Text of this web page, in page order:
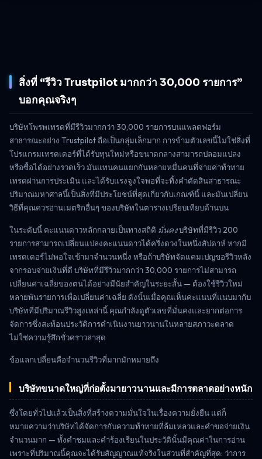
สิ่งที่ “รีวิว Trustpilot มากกว่า 30,000 รายการ”
บอกคุณจริงๆ
บริษัทโพรพเทรดที่มีรีวิวมากกว่า 30,000 รายการบนแพลตฟอร์ม
สาธารณะอย่าง Trustpilot ถือเป็นกลุ่มเล็กมาก การข้ามตัวเลขนี้ไม่ใช่สิ่งที่
โปรแกรมเทรดเดอร์ที่ได้รับทุนใหม่หรือขนาดกลางสามารถปลอมแปลง
หรือซื้อได้อย่างรวดเร็ว มันแทนคนแยกกันหลายหมื่นคนที่จ่ายค่าท้าทาย
เทรดผ่านการประเมิน และได้รับแรงจูงใจพอที่จะทิ้งคำตัดสินสาธารณะ
ปริมาณมหาศาลนี้เป็นสิ่งที่มีประโยชน์ที่สุดเกี่ยวกับเกณฑ์นี้ และมันเปลี่ยน
วิธีที่คุณควรอ่านเมตริกอื่นๆ ของบริษัทในตารางเปรียบเทียบด้านบน
ในระดับนี้ คะแนนดาวหลักกลายเป็นทางสถิติ มั่นคงบริษัทที่มีรีวิว 200
รายการสามารถเปลี่ยนแปลงคะแนนดาวได้ครึ่งดวงในหนึ่งสัปดาห์ หากมี
เทรดเดอร์ไม่พอใจเข้ามาจำนวนหนึ่ง หรือถ้าบริษัทจัดแคมเปญขอรีวิวหลัง
จากรอบจ่ายเงินที่ดี บริษัทที่มีรีวิวมากกว่า 30,000 รายการไม่สามารถ
เปลี่ยนค่าเฉลี่ยของตนได้อย่างมีนัยสำคัญในระยะสั้น — ต้องใช้รีวิวใหม่
หลายพันรายการเพื่อเปลี่ยนค่าเฉลี่ย ดังนั้นเมื่อคุณเห็นคะแนนที่แนบมากับ
บริษัทที่มีปริมาณรีวิวสูงเหล่านี้ คุณกำลังดูตัวเลขที่มั่นคงและยากต่อการ
จัดการซึ่งสะท้อนประวัติการดำเนินงานยาวนานในหลายสภาวะตลาด
ไม่ใช่ความรู้สึกชั่วคราวล่าสุด
ข้อแลกเปลี่ยนคือจำนวนรีวิวที่มากมักหมายถึง
บริษัทขนาดใหญ่ที่ก่อตั้งมายาวนานและมีการตลาดอย่างหนัก
ซึ่งโดยทั่วไปแล้วเป็นสิ่งที่สร้างความมั่นใจในเรื่องความยั่งยืน แต่ก็
หมายความว่าบริษัทได้จัดการกับความท้าทายที่ล้มเหลวและคำขอจ่ายเงิน
จำนวนมาก — ทั้งคำชมและคำร้องเรียนในประวัตินั้นมีคุณค่าในการอ่าน
เพราะที่ปริมาณนี้คุณจะได้รับสัญญาณแท้จริงในส่วนที่สำคัญที่สุด: ว่าการ